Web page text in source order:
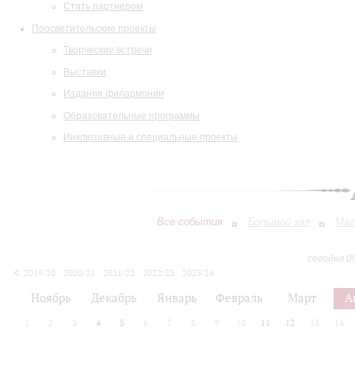
Стать партнером
Просветительские проекты
Творческие встречи
Выставки
Издания филармонии
Образовательные программы
Инклюзивные и специальные проекты
Все события Большой зал
сегодня
2019/20
2020/21 2021/22 2022/23
2023/24
Ноябрь Декабрь Январь Февраль Март
2 3 4 5 6 7 8 9 10 11 12 13 14